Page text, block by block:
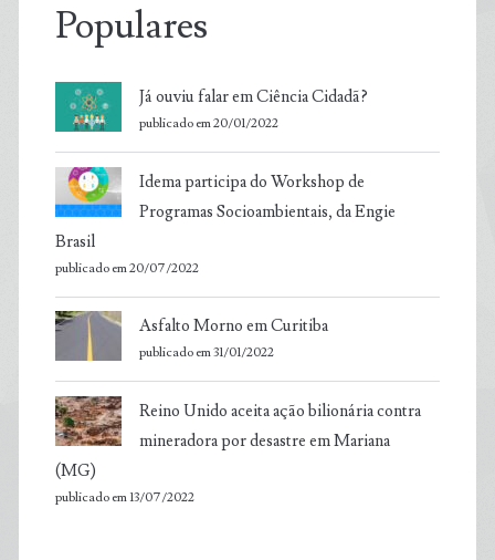
Populares
Já ouviu falar em Ciência Cidadã?
publicado em 20/01/2022
Idema participa do Workshop de
Programas Socioambientais, da Engie
Brasil
publicado em 20/07/2022
Asfalto Morno em Curitiba
publicado em 31/01/2022
Reino Unido aceita ação bilionária contra
mineradora por desastre em Mariana
(MG)
publicado em 13/07/2022